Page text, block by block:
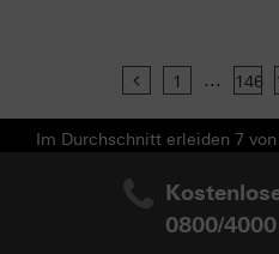
Previous
1 ... 146
Im Durchschnitt erleiden 7
0800/